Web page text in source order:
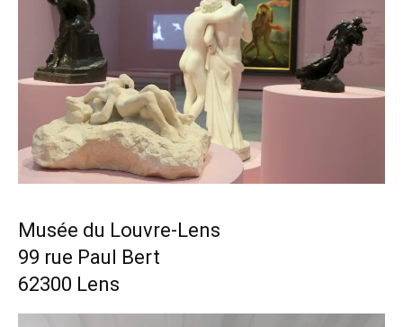
Musée du Louvre-Lens
99 rue Paul Bert
62300 Lens